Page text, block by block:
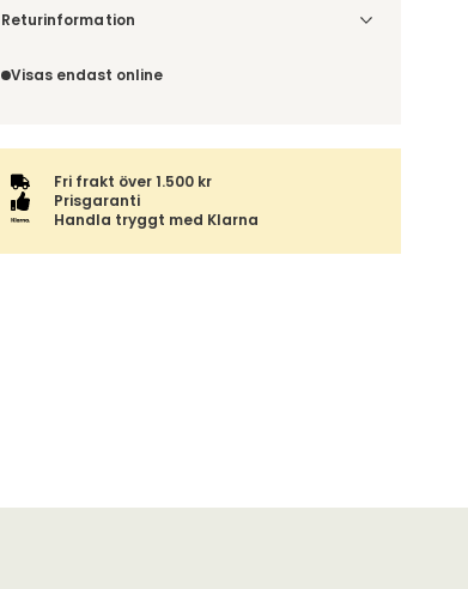
Välj utförande via 'Gör dina val' för
Returinformation
omfattas därför inte av ångerrätten.
Visas endast online
Fri frakt över 1.500 kr
Prisgaranti
Handla tryggt med Klarna